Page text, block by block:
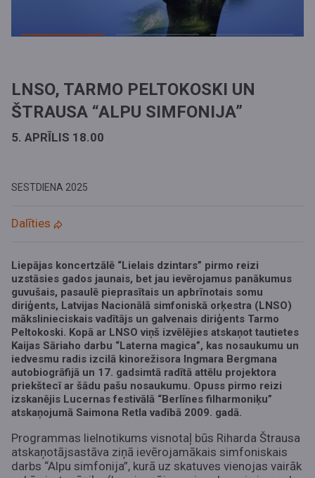
LNSO, TARMO PELTOKOSKI UN
ŠTRAUSA “ALPU SIMFONIJA”
5. APRĪLIS 18.00
SESTDIENA 2025
Dalīties
Liepājas koncertzālē “Lielais dzintars” pirmo reizi
uzstāsies gados jaunais, bet jau ievērojamus panākumus
guvušais, pasaulē pieprasītais un apbrīnotais somu
diriģents, Latvijas Nacionālā simfoniskā orķestra (LNSO)
mākslinieciskais vadītājs un galvenais diriģents Tarmo
Peltokoski. Kopā ar LNSO viņš izvēlējies atskaņot tautietes
Kaijas Sāriaho darbu “Laterna magica”, kas nosaukumu un
iedvesmu radis izcilā kinorežisora Ingmara Bergmana
autobiogrāfijā un 17. gadsimtā radītā attēlu projektora
priekštecī ar šādu pašu nosaukumu. Opuss pirmo reizi
izskanējis Lucernas festivālā “Berlīnes filharmoniķu”
atskaņojumā Saimona Retla vadībā 2009. gadā.
Programmas lielnotikums visnotaļ būs Riharda Štrausa
atskaņotājsastāva ziņā ievērojamākais simfoniskais
darbs “Alpu simfonija”, kurā uz skatuves vienojas vairāk